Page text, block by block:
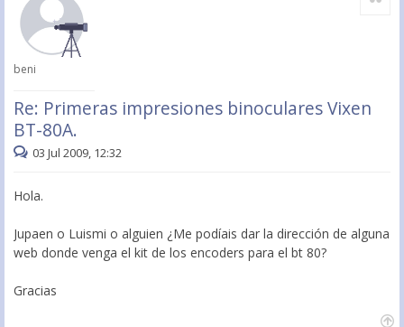
beni
Re: Primeras impresiones binoculares Vixen
BT-80A.
03 Jul 2009, 12:32
Hola.
Jupaen o Luismi o alguien ¿Me podíais dar la dirección de alguna
web donde venga el kit de los encoders para el bt 80?
Gracias